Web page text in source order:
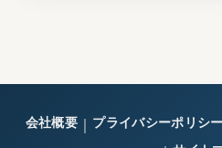
会社概要｜ プライバシーポリシー